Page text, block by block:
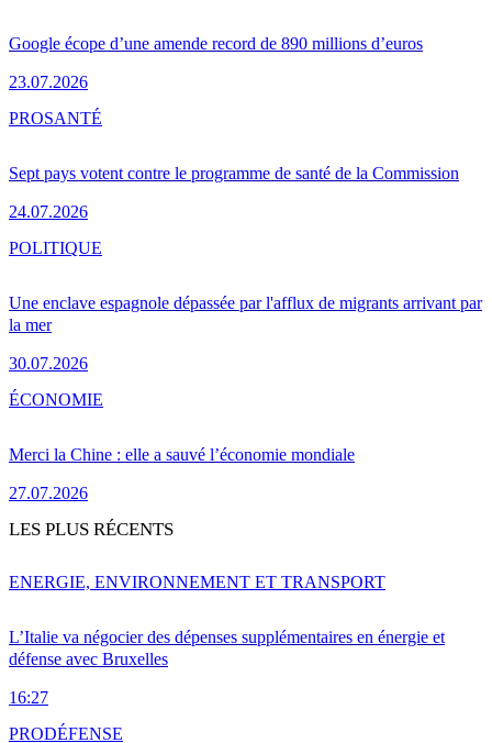
Google écope d’une amende record de 890 millions d’euros
23.07.2026
Sept pays votent contre le programme de santé de la Commission
24.07.2026
PROSANTÉ
Une enclave espagnole dépassée par l'afflux de migrants arrivant par
la mer
30.07.2026
POLITIQUE
Merci la Chine : elle a sauvé l’économie mondiale
27.07.2026
ÉCONOMIE
LES PLUS RÉCENTS
L’Italie va négocier des dépenses supplémentaires en énergie et
défense avec Bruxelles
16:27
ENERGIE, ENVIRONNEMENT ET TRANSPORT
PRODÉFENSE